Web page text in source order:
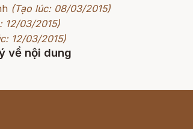
(Tạo lúc: 08/03/2015)
12/03/2015)
12/03/2015)
về nội dung